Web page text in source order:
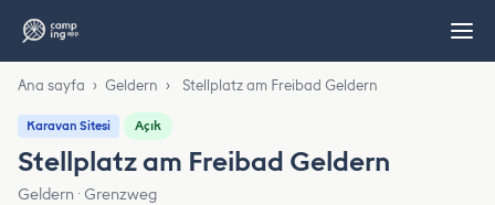
Ana sayfa › Geldern › Stellplatz am Freibad Geldern
Karavan Sitesi Açık
Stellplatz am Freibad Geldern
Geldern · Grenzweg